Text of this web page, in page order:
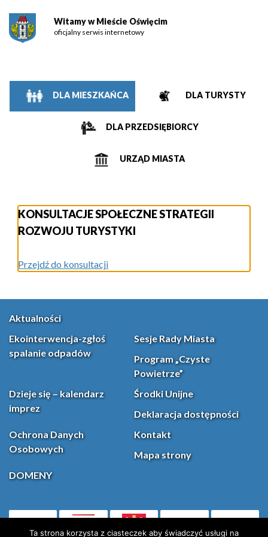
Witamy w Mieście Oświęcim
oficjalny serwis internetowy
DLA TURYSTY
DLA MIESZKAŃCA
DLA PRZEDSIĘBIORCY
URZĄD MIASTA
KONSULTACJE SPOŁECZNE STRATEGII
ROZWOJU TURYSTYKI
Przejdź do konsultacji
Aktualności
Ekointerwencja-zgłoś
spalanie odpadów
Sesje Rady Miasta
Program „Czyste
Powietrze”
Dzieje się – kalendarz
imprez
Środki Unijne
Deklaracja dostępności
Ochrona Danych
Osobowych
Kontakt
Mapa strony
DOMENY
(otwiera się w nowej karcie)
Ta strona korzysta z ciasteczek aby świadczyć usługi na